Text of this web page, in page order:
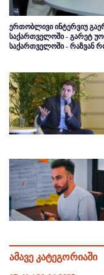
ერთობლივი ინტერვიუ
საქართველოში - გარეტ
საქართველოში - რაზვან
ამავე კატეგორიაში